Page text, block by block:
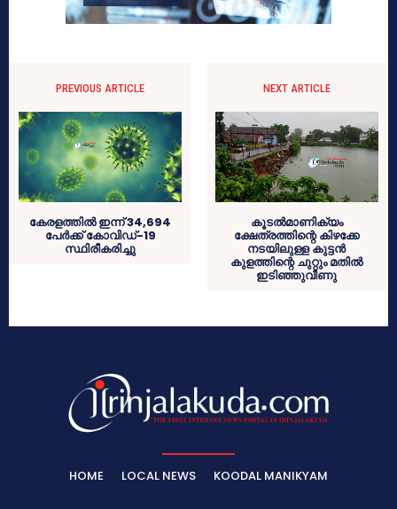
PREVIOUS ARTICLE
കേരളത്തില്‍ ഇന്ന് 34,694
പേര്‍ക്ക് കോവിഡ്-19
സ്ഥിരീകരിച്ചു
NEXT ARTICLE
കൂടൽമാണിക്യം
ക്ഷേത്രത്തിന്റെ കിഴക്കേ
നടയിലുള്ള കുട്ടൻ
കുളത്തിന്റെ ചുറ്റും മതിൽ
ഇടിഞ്ഞുവീണു
HOME LOCAL NEWS KOODAL MANIKYAM